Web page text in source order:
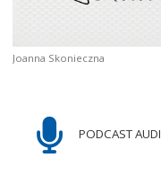
Joanna Skonieczna
PODCAST